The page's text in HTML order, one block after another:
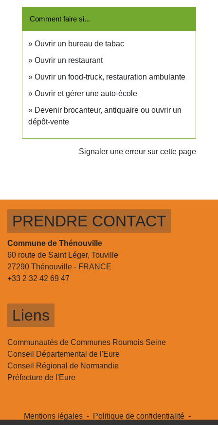
Comment faire si...
Ouvrir un bureau de tabac
Ouvrir un restaurant
Ouvrir un food-truck, restauration ambulante
Ouvrir et gérer une auto-école
Devenir brocanteur, antiquaire ou ouvrir un
dépôt-vente
Signaler une erreur sur cette page
PRENDRE CONTACT
Commune de Thénouville
60 route de Saint Léger, Touville
27290 Thénouville - FRANCE
+33 2 32 42 69 47
Liens
Communautés de Communes Roumois Seine
Conseil Départemental de l'Eure
Conseil Régional de Normandie
Préfecture de l'Eure
Mentions légales - Politique de confidentialité -